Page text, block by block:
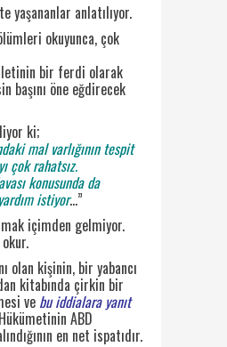
yaşananlar anlatılıyor.
okuyunca, çok
bir ferdi olarak
başını öne eğdirecek
ki;
mal varlığının tespit
çok rahatsız.
konusunda da
istiyor…”
içimden gelmiyor.
olan kişinin, bir yabancı
kitabında çirkin bir
ve bu iddialara yanıt
ABD
en net ispatıdır.